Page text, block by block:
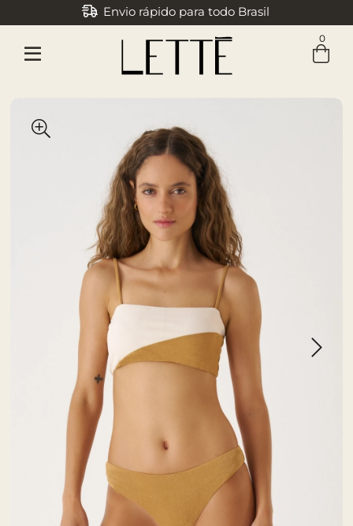
Envio rápido para todo Brasil
0